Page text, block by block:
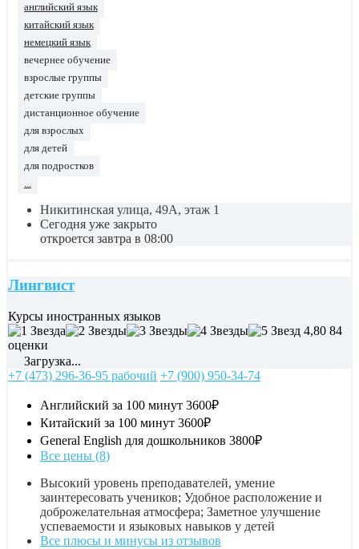
английский язык
китайский язык
немецкий язык
вечернее обучение
взрослые группы
детские группы
дистанционное обучение
для взрослых
для детей
для подростков
Никитинская улица, 49А, этаж 1
Сегодня уже закрыто
откроется завтра в 08:00
Лингвист
Курсы иностранных языков
4,80 84
оценки
Загрузка...
+7 (473) 296-36-95 рабочий +7 (900) 950-34-74
Английский за 100 минут 3600₽
Китайский за 100 минут 3600₽
General English для дошкольников 3800₽
Все цены (8)
Высокий уровень преподавателей, умение
заинтересовать учеников; Удобное расположение и
доброжелательная атмосфера; Заметное улучшение
успеваемости и языковых навыков у детей
Все плюсы и минусы из отзывов